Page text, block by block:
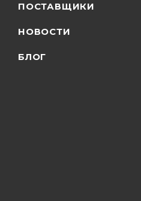
ПОСТАВЩИКИ
НОВОСТИ
БЛОГ